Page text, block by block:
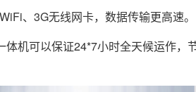
、3G无线网卡，数据传输更高速。
机可以保证24*7小时全天候运作，